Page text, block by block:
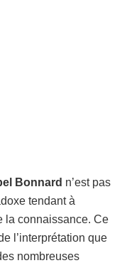
Bonnard n’est pas
tendant à
la connaissance. Ce
l’interprétation que
nombreuses